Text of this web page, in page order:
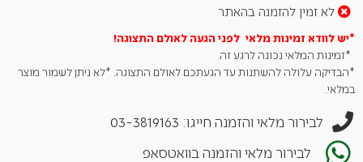
-ההופכן והמלקחיים ניתנים לשטיפה במדיח
לא זמין להזמנה בהאתר
*יש לוודא זמינות מלאי לפני הגעה לאולם התצוגה!
*זמינות המלאי נכונה לרגע זה.
*הבדיקה עלולה להשתנות עד הגעתכם לאולם התצוגה. *לא ניתן לשמור מוצר
במלאי.
לבירור מלאי והזמנה חייגו: 03-3819163
לבירור מלאי והזמנה בוואטסאפ